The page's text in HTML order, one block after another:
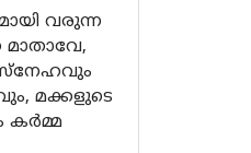
വരുന്ന
മക്കളുടെ
കർമ്മ